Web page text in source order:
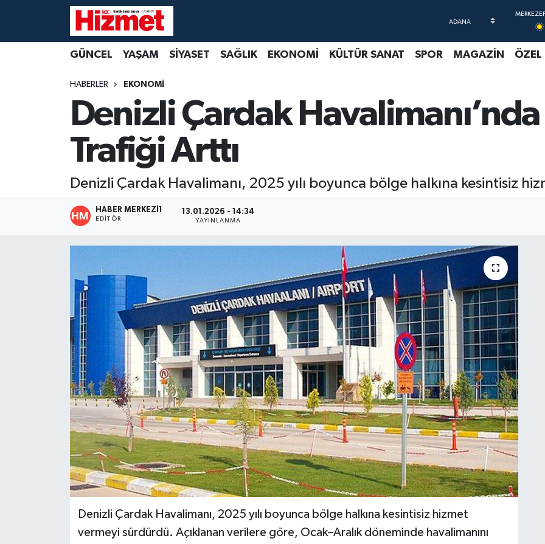
GÜNCEL YAŞAM SİYASET SAĞLIK EKONOMİ KÜLTÜR SANAT SPOR MAGAZİN ÖZEL
HABERLER EKONOMİ
Denizli Çardak
Trafiği Arttı
Denizli Çardak Havalimanı, 2025 yılı boyunca bölge halkına kesintisiz
HABER MERKEZI1
EDITÖR
13.01.2026 - 14:34
YAYINLANMA
Denizli Çardak Havalimanı, 2025 yılı boyunca bölge halkına kesintisiz hizmet
vermeyi sürdürdü. Açıklanan verilere göre, Ocak–Aralık döneminde havalimanını
SAĞLIK
ÖZEL HABER
RESMİ REKLAM
Denizli Nöbetçi Eczaneler
Denizli Trafik Yoğunluk Haritası
Süper Lig Puan Durumu ve Fikstür